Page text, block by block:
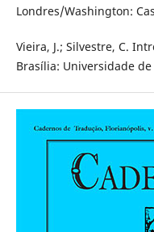
Londres/Washington:
Vieira, J.; Silvestre, C.
Brasília: Universidade